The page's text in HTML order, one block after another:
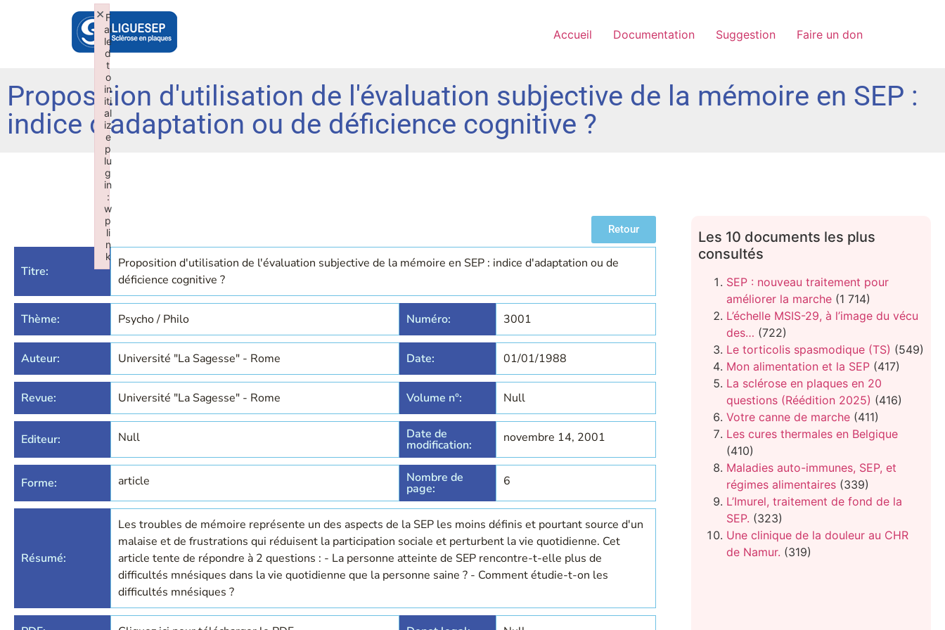
Accueil Documentation Suggestion Faire un don
Proposition d'utilisation de l'évaluation subjective de la mémoire en SEP :
indice d'adaptation ou de déficience cognitive ?
Retour
Titre:
Proposition d'utilisation de l'évaluation subjective de la mémoire en SEP : indice d'adaptation ou de
déficience cognitive ?
Thème: Psycho / Philo Numéro: 3001
Auteur: Université "La Sagesse" - Rome Date: 01/01/1988
Revue: Université "La Sagesse" - Rome Volume n°: Null
Editeur: Null Date de
modification: novembre 14, 2001
Forme: article Nombre de
page: 6
Résumé:
Les troubles de mémoire représente un des aspects de la SEP les moins définis et pourtant source d'un
malaise et de frustrations qui réduisent la participation sociale et perturbent la vie quotidienne. Cet
article tente de répondre à 2 questions : - La personne atteinte de SEP rencontre-t-elle plus de
difficultés mnésiques dans la vie quotidienne que la personne saine ? - Comment étudie-t-on les
difficultés mnésiques ?
Les 10 documents les plus
consultés
SEP : nouveau traitement pour
améliorer la marche (1 714)
L’échelle MSIS-29, à l’image du vécu
des… (722)
Le torticolis spasmodique (TS) (549)
Mon alimentation et la SEP (417)
La sclérose en plaques en 20
questions (Réédition 2025) (416)
Votre canne de marche (411)
Les cures thermales en Belgique
(410)
Maladies auto-immunes, SEP, et
régimes alimentaires (339)
L’Imurel, traitement de fond de la
SEP. (323)
Une clinique de la douleur au CHR
de Namur. (319)
F
ai
le
d
t
o
in
iti
al
iz
e
p
lu
g
in
:
w
p
li
n
k
×
Failed to initialize plugin: wplink